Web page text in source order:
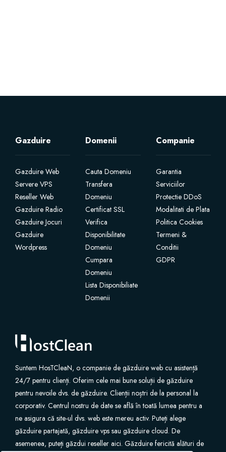
Licente cPanel WHM / WHMSonic
Servere Dedicate
Aplicatii Mobil
SSL sertifikater
Nettside sikkerhetskopi
VPN
SEO verktøy
Gazduire
Gazduire Web
Servere VPS
Reseller Web
Gazduire Radio
Gazduire Jocuri
Gazduire
Wordpress
Domenii
Cauta Domeniu
Transfera
Domeniu
Certificat SSL
Verifica
Disponibilitate
Domeniu
Cumpara
Domeniu
Lista Disponibiliate
Domenii
Companie
Garantia
Serviciilor
Protectie DDoS
Modalitati de Plata
Politica Cookies
Termeni &
Conditii
GDPR
Suntem HosTCleaN, o companie de găzduire web cu asistență
24/7 pentru clienți. Oferim cele mai bune soluții de găzduire
pentru nevoile dvs. de găzduire. Clienții noștri de la personal la
corporativ. Centrul nostru de date se află în toată lumea pentru a
ne asigura că site-ul dvs. web este mereu activ. Puteți alege
găzduire partajată, găzduire vps sau găzduire cloud. De
asemenea, puteți găzdui reseller aici. Găzduire fericită alături de